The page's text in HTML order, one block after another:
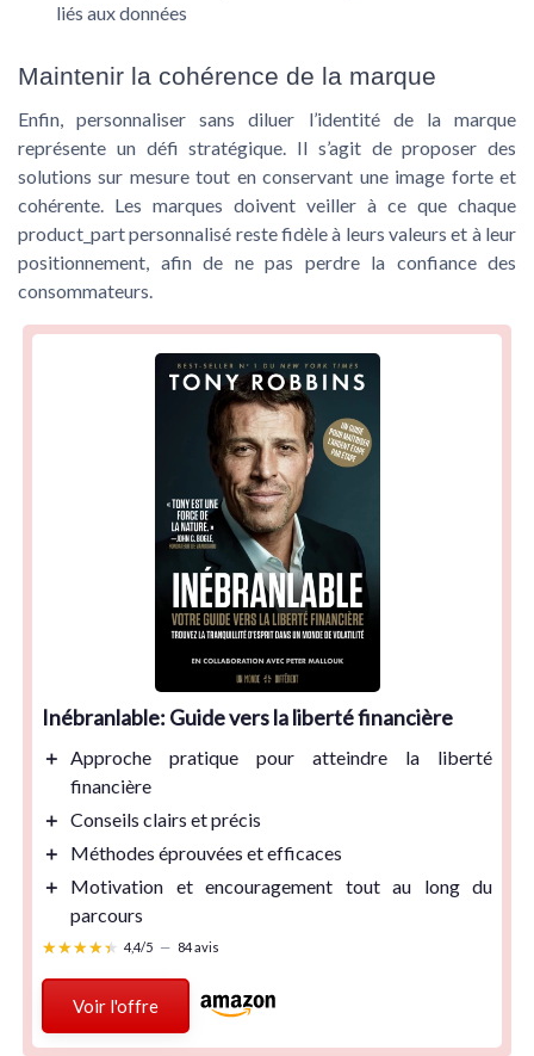
liés aux données
Maintenir la cohérence de la marque
Enfin, personnaliser sans diluer l’identité de la marque
représente un défi stratégique. Il s’agit de proposer des
solutions sur mesure tout en conservant une image forte et
cohérente. Les marques doivent veiller à ce que chaque
product_partpersonnalisé reste fidèle à leurs valeurs et à leur
positionnement, afin de ne pas perdre la confiance des
consommateurs.
Inébranlable: Guide vers la liberté financière
＋ Approche pratique pour atteindre la liberté
financière
＋ Conseils clairs et précis
＋
Méthodes éprouvées et efficaces
＋
Motivation et encouragement tout au long du
parcours
★★★★★
★★★★★ 4,4/5 — 84 avis
Voir l'offre